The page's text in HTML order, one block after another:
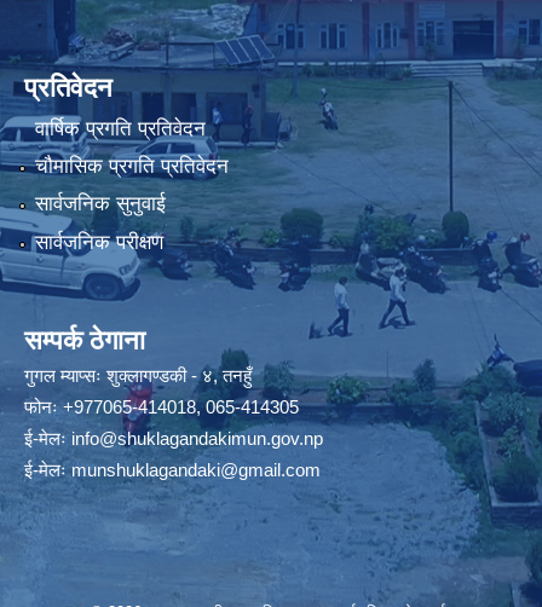
प्रतिवेदन
वार्षिक प्रगति प्रतिवेदन
चौमासिक प्रगति प्रतिवेदन
सार्वजनिक सुनुवाई
सार्वजनिक परीक्षण
सम्पर्क ठेगाना
गुगल म्याप्सःशुक्लागण्डकी - ४, तनहुँ
फोनः+977065-414018,065-414305
ई-मेलः info@shuklagandakimun.gov.np
ई-मेलःmunshuklagandaki@gmail.com